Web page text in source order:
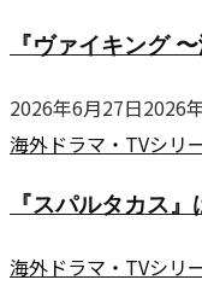
イ
グ
〜
の
『ヴァイキング
2026年6月27日2026
『ス
ル
カ
海外ドラマ・TVシリ
『スパルタカス』
『SHOGUN
海外ドラマ・TVシリ